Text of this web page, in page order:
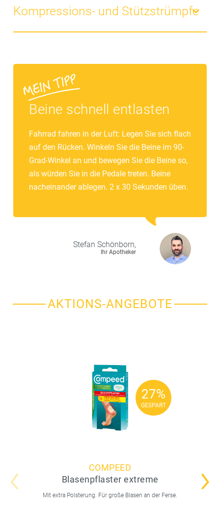
„verdünnt“ das Blut, so kann es leichter zum Herz
Kompressions- und Stützstrümpfe
Kompressionsstrümpfe und Stützstrümpfe üben
erweiterte Venen aus. Dadurch schließen die
erschlafften Venenklappen besser. Stützstrümpfe
erhalten Sie in vielen modischen Ausführungen in
Ihrer Apotheke. Bei stärkeren Venenproblemen sind
individuell angepasste Kompressionsstrümpfe
Beine schnell entlasten
Fahrrad fahren in der Luft: Legen Sie sich flach
auf den Rücken. Winkeln Sie die Beine im 90-
Grad-Winkel an und bewegen Sie die Beine so,
als würden Sie in die Pedale treten. Beine
nacheinander ablegen. 2 x 30 Sekunden üben.
Stefan Schönborn,
Ihr Apotheker
AKTIONS-ANGEBOTE
27%
GESPART
27%
GESPART
COMPEED
Blasenpflaster extreme
Mit extra Polsterung. Für große Blasen an der Ferse.